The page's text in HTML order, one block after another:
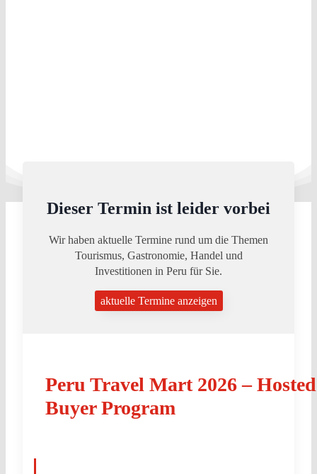
Peru Travel Mart 2026 – Hosted
Buyer Program
Dieser Termin ist leider vorbei
Wir haben aktuelle Termine rund um die Themen
Tourismus, Gastronomie, Handel und
Investitionen in Peru für Sie.
aktuelle Termine anzeigen